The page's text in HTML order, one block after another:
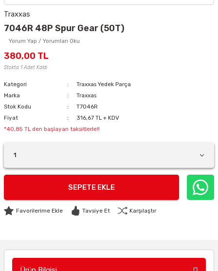
Traxxas
7046R 48P Spur Gear (50T)
Yorum Yap / Yorumları Oku
380,00 TL
Stokta 1 Adet Kaldı
Kategori
Traxxas Yedek Parça
Marka
Traxxas
Stok Kodu
T7046R
Fiyat
316,67 TL + KDV
*40,85 TL den başlayan taksitlerle!!
SEPETE EKLE
Tavsiye Et Karşılaştır